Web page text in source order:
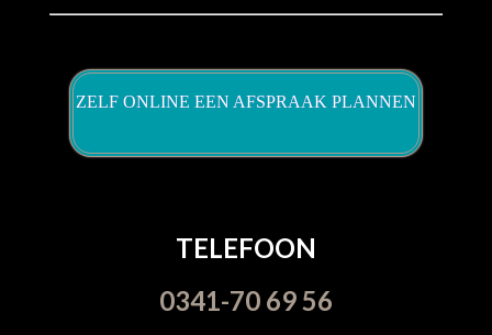
ZELF ONLINE EEN AFSPRAAK PLANNEN
TELEFOON
0341-70 69 56